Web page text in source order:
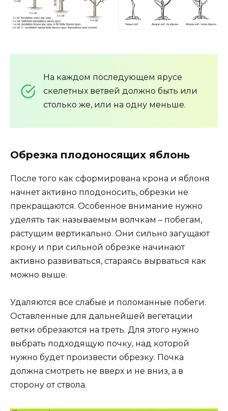
На каждом последующем ярусе
скелетных ветвей должно быть или
столько же, или на одну меньше.
Обрезка плодоносящих яблонь
После того как сформирована крона и яблоня
начнет активно плодоносить, обрезки не
прекращаются. Особенное внимание нужно
уделять так называемым волчкам – побегам,
растущим вертикально. Они сильно загущают
крону и при сильной обрезке начинают
активно развиваться, стараясь вырваться как
можно выше.
Удаляются все слабые и поломанные побеги.
Оставленные для дальнейшей вегетации
ветки обрезаются на треть. Для этого нужно
выбрать подходящую почку, над которой
нужно будет произвести обрезку. Почка
должна смотреть не вверх и не вниз, а в
сторону от ствола.